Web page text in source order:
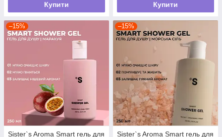
Купити Купити
–15%
Sister`s Aroma Smart гель для
–15%
Sister`s Aroma Smart гель для